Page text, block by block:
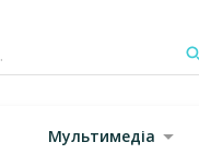
Мультимедіа